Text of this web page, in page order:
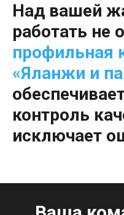
Над вашей
работать не
профильная
«Яланжи и
контроль
исключает